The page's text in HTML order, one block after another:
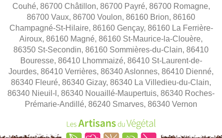
Couhé, 86700 Châtillon, 86700 Payré, 86700 Romagne,
86700 Vaux, 86700 Voulon, 86160 Brion, 86160
Champagné-St-Hilaire, 86160 Gençay, 86160 La Ferrière-
Airoux, 86160 Magné, 86160 St-Maurice-la-Clouère,
86350 St-Secondin, 86160 Sommières-du-Clain, 86410
Bouresse, 86410 Lhommaizé, 86410 St-Laurent-de-
Jourdes, 86410 Verrières, 86340 Aslonnes, 86410 Dienné,
86340 Fleuré, 86340 Gizay, 86340 La Villedieu-du-Clain,
86340 Nieuil-l, 86340 Nouaillé-Maupertuis, 86340 Roches-
Prémarie-Andillé, 86240 Smarves, 86340 Vernon